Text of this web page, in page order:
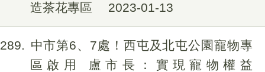
造茶花專區
2023-01-13
中市第6、7處！西屯及北屯公園寵物專
區啟用 盧市長：實現寵物權益